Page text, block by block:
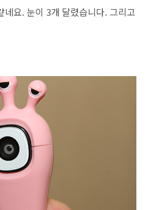
네요. 눈이 3개 달렸습니다. 그리고